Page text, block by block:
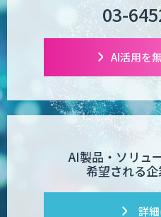
析総合ソ
comipro
デジフロー
03-
AI活用を
AI製品・ソリュ
希望される
詳